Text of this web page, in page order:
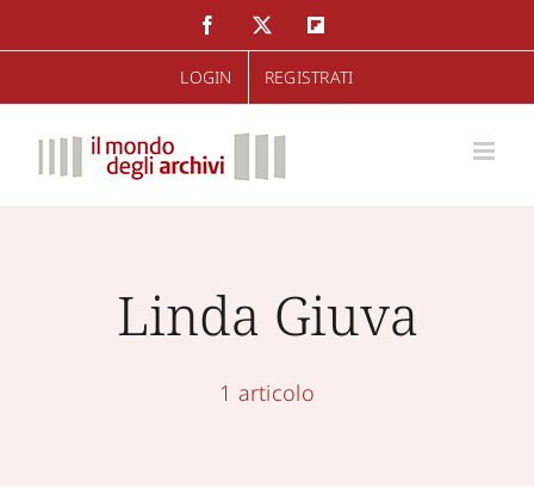
al
FacebookTwitter
LOGIN REGISTRATI
Linda Giuva
1 articolo